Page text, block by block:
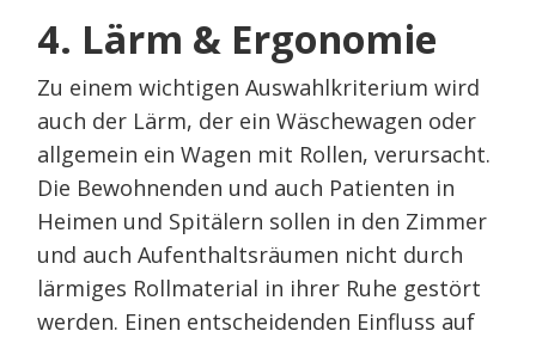
4. Lärm & Ergonomie
Zu einem wichtigen Auswahlkriterium wird
auch der Lärm, der ein Wäschewagen oder
allgemein ein Wagen mit Rollen, verursacht.
Die Bewohnenden und auch Patienten in
Heimen und Spitälern sollen in den Zimmer
und auch Aufenthaltsräumen nicht durch
lärmiges Rollmaterial in ihrer Ruhe gestört
werden. Einen entscheidenden Einfluss auf